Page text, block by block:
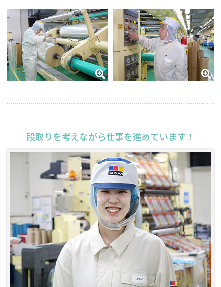
2023年7月6日
段取りを考えながら仕事を進めています！